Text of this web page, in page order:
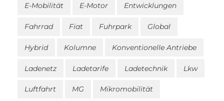
E-Mobilität E-Motor Entwicklungen
Fahrrad Fiat Fuhrpark Global
Hybrid Kolumne Konventionelle Antriebe
Ladenetz Ladetarife Ladetechnik Lkw
Luftfahrt MG Mikromobilität